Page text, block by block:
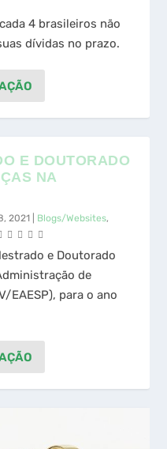
4 brasileiros não
dívidas no prazo.
E DOUTORADO
NA
| Blogs/Websites
e Doutorado
de
EAESP), para o ano